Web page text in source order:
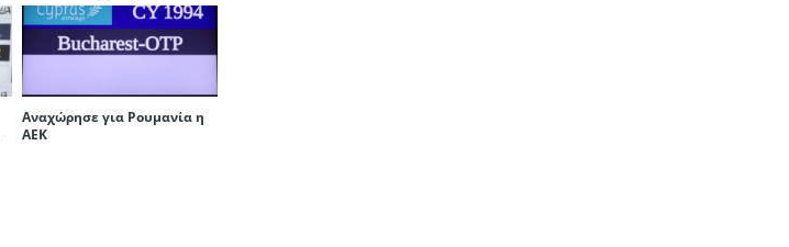
Αναχώρησε για Ρουμανία η
ΑΕΚ